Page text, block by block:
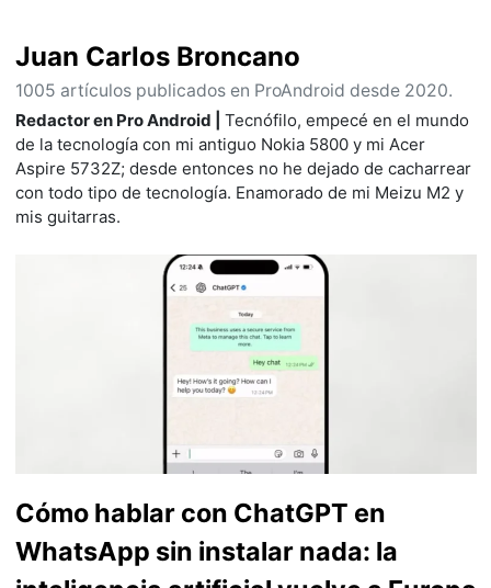
Juan Carlos Broncano
1005 artículos publicados en ProAndroid desde 2020.
Redactor en Pro Android | Tecnófilo, empecé en el mundo
de la tecnología con mi antiguo Nokia 5800 y mi Acer
Aspire 5732Z; desde entonces no he dejado de cacharrear
con todo tipo de tecnología. Enamorado de mi Meizu M2 y
mis guitarras.
Cómo hablar con ChatGPT en
WhatsApp sin instalar nada: la